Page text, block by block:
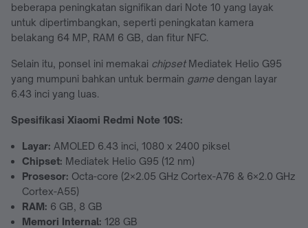
beberapa peningkatan signifikan dari Note 10 yang layak
untuk dipertimbangkan, seperti peningkatan kamera
belakang 64 MP, RAM 6 GB, dan fitur NFC.
Selain itu, ponsel ini memakai chipset Mediatek Helio G95
yang mumpuni bahkan untuk bermain game dengan layar
6.43 inci yang luas.
Spesifikasi Xiaomi Redmi Note 10S:
Layar: AMOLED 6.43 inci, 1080 x 2400 piksel
Chipset: Mediatek Helio G95 (12 nm)
Prosesor: Octa-core (2×2.05 GHz Cortex-A76 & 6×2.0 GHz
Cortex-A55)
RAM: 6 GB, 8 GB
Memori Internal: 128 GB